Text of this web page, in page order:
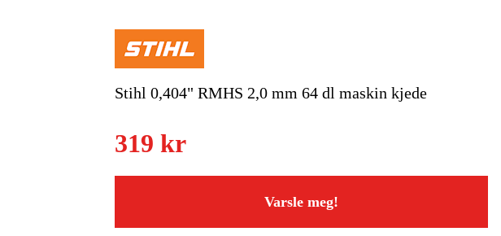
Maskiner Og Verktøy Garasje Og Verksted
Maskintilbehør Og Forbruksvarer
Arbeidsklær Og Beskyttelse
Skog Og Hage
Stihl 0,404" RMHS 2,0 mm 64 dl maskin kjede
319 kr
Varsle meg!